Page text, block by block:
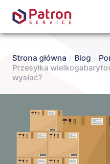
Strona główna / Blog /
Przesyłka
wysłać?